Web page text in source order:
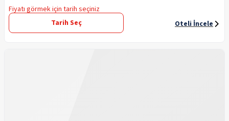
Fiyatı görmek için tarih seçiniz
Tarih Seç
Oteli İncele